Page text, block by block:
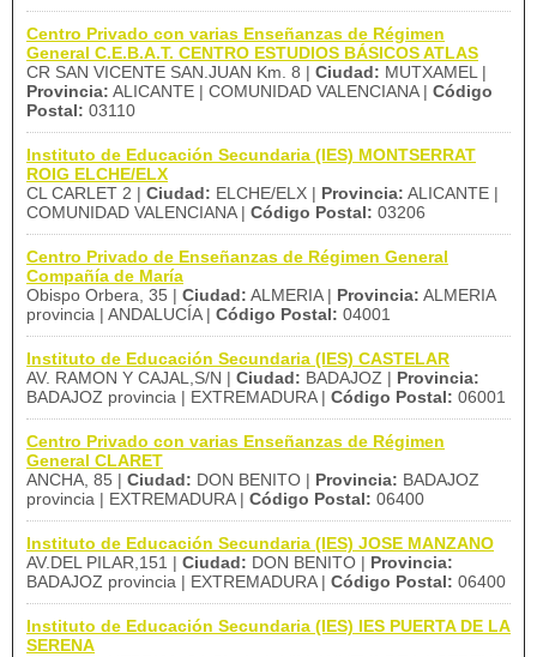
Centro Privado con varias Enseñanzas de Régimen
General C.E.B.A.T. CENTRO ESTUDIOS BÁSICOS ATLAS
CR SAN VICENTE SAN.JUAN Km. 8 | Ciudad: MUTXAMEL |
Provincia: ALICANTE | COMUNIDAD VALENCIANA | Código
Postal: 03110
Instituto de Educación Secundaria (IES) MONTSERRAT
ROIG ELCHE/ELX
CL CARLET 2 | Ciudad: ELCHE/ELX | Provincia: ALICANTE |
COMUNIDAD VALENCIANA | Código Postal: 03206
Centro Privado de Enseñanzas de Régimen General
Compañía de María
Obispo Orbera, 35 | Ciudad: ALMERIA | Provincia: ALMERIA
provincia | ANDALUCÍA | Código Postal: 04001
Instituto de Educación Secundaria (IES) CASTELAR
AV. RAMON Y CAJAL,S/N | Ciudad: BADAJOZ | Provincia:
BADAJOZ provincia | EXTREMADURA | Código Postal: 06001
Centro Privado con varias Enseñanzas de Régimen
General CLARET
ANCHA, 85 | Ciudad: DON BENITO | Provincia: BADAJOZ
provincia | EXTREMADURA | Código Postal: 06400
Instituto de Educación Secundaria (IES) JOSE MANZANO
AV.DEL PILAR,151 | Ciudad: DON BENITO | Provincia:
BADAJOZ provincia | EXTREMADURA | Código Postal: 06400
Instituto de Educación Secundaria (IES) IES PUERTA DE LA
SERENA